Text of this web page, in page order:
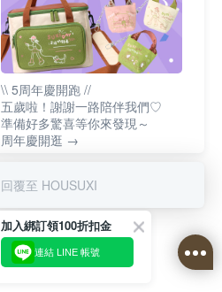
\\ 5周年慶開跑 //
五歲啦！謝謝一路陪伴我們♡
準備好多驚喜等你來發現～
周年慶開逛 →
回覆至 HOUSUXI
加入綁訂領100折扣金
連結 LINE 帳號